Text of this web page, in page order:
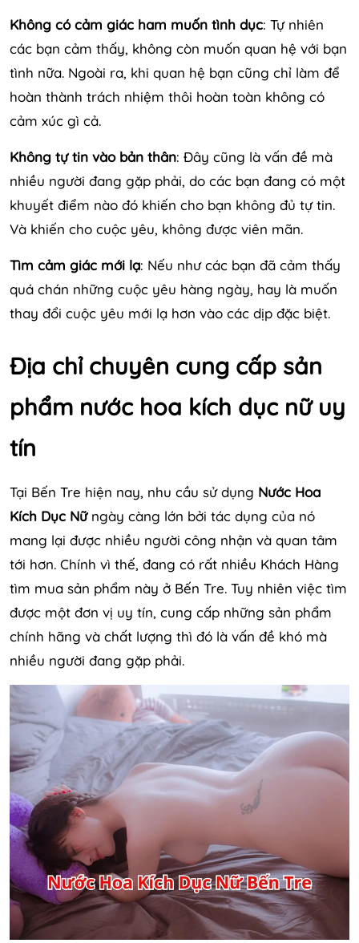
Không có cảm giác ham muốn tình dục: Tự nhiên
các bạn cảm thấy, không còn muốn quan hệ với bạn
tình nữa. Ngoài ra, khi quan hệ bạn cũng chỉ làm để
hoàn thành trách nhiệm thôi hoàn toàn không có
cảm xúc gì cả.
Không tự tin vào bản thân: Đây cũng là vấn đề mà
nhiều người đang gặp phải, do các bạn đang có một
khuyết điểm nào đó khiến cho bạn không đủ tự tin.
Và khiến cho cuộc yêu, không được viên mãn.
Tìm cảm giác mới lạ: Nếu như các bạn đã cảm thấy
quá chán những cuộc yêu hàng ngày, hay là muốn
thay đổi cuộc yêu mới lạ hơn vào các dịp đặc biệt.
Địa chỉ chuyên cung cấp sản
phẩm nước hoa kích dục nữ uy
tín
Tại Bến Tre hiện nay, nhu cầu sử dụng Nước Hoa
Kích Dục Nữngày càng lớn bởi tác dụng của nó
mang lại được nhiều người công nhận và quan tâm
tới hơn. Chính vì thế, đang có rất nhiều Khách Hàng
tìm mua sản phẩm này ở Bến Tre. Tuy nhiên việc tìm
được một đơn vị uy tín, cung cấp những sản phẩm
chính hãng và chất lượng thì đó là vấn đề khó mà
nhiều người đang gặp phải.